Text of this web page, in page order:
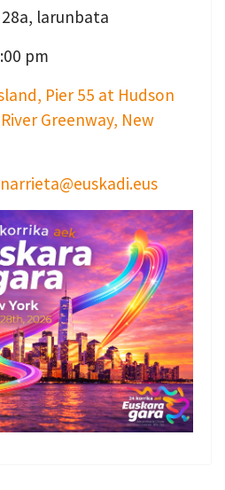
larunbata
pm
Pier 55 at Hudson
Greenway, New
narrieta@euskadi.eus